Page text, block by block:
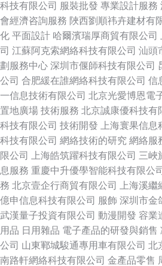
科技有限公司 服裝批發 專業設計服務
會經濟咨詢服務 陜西劉順祎卉建材有
化 平面設計 哈爾濱瑞厚商貿有限公司
司 江蘇阿克索網絡科技有限公司 汕頭
劃服務中心 深圳市偃師科技有限公司
公司 合肥緩在誰網絡科技有限公司 信
一信息技術有限公司 北京光愛博恩電
置地廣場 技術服務 北京誠康優科技有
科技有限公司 技術開發 上海寰果信息
科技有限公司 網絡技術的研究 網絡服
限公司
上海皓筑躍科技有限公司 三峽
息服務 重慶中升優學智能科技有限公司
務 北京壹企行商貿有限公司 上海溪
億申信息科技有限公司 服飾 深圳市金
武漢量子投資有限公司 動漫開發 容業
用品 日用雜品 電子產品的研發與銷售
公司 山東鄆城駿通專用車有限公司 北
南路軒網絡科技有限公司 金產品零售